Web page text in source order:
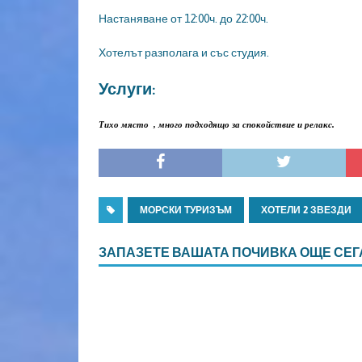
Настаняване от 12:00ч. до 22:00ч.
Хотелът разполага и със студия.
Услуги:
Тихо място , много подходящо за спокойствие и релакс.
МОРСКИ ТУРИЗЪМ ХОТЕЛИ 2 ЗВЕЗДИ
ЗАПАЗЕТЕ ВАШАТА ПОЧИВКА ОЩЕ